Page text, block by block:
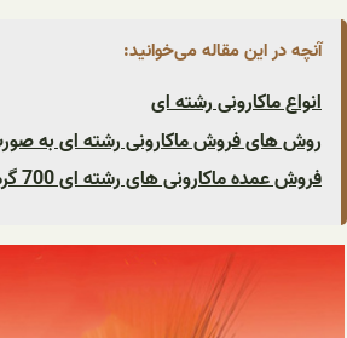
آنچه در این مقاله می‌خوانید:
انواع ماکارونی رشته ای
روش های فروش ماکارونی رشته ای به
فروش عمده ماکارونی های رشته ای 700 گرمی